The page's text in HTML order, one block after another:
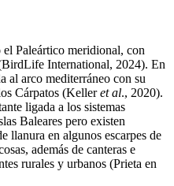
Paleártico meridional, con
International, 2024). En
al arco mediterráneo con su
Cárpatos (Kelleret al., 2020).
ligada a los sistemas
Baleares pero existen
llanura en algunos escarpes de
además de canteras e
rurales y urbanos (Prieta en